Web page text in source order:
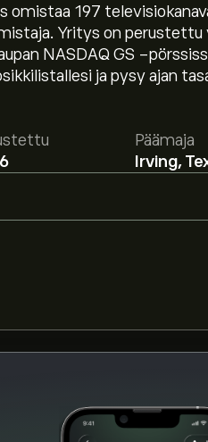
omistaa 197
Yritys on perustettu
NASDAQ GS -
ja pysy ajan
Päämaja
Irving,
perustuen
Katso viimeisimmät
kolmen kuukauden